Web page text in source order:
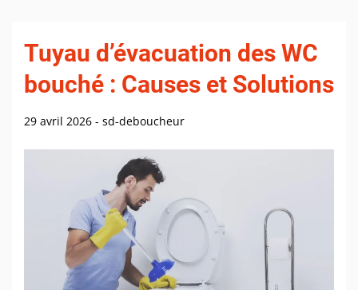
Tuyau d’évacuation des WC
bouché : Causes et Solutions
29 avril 2026 - sd-deboucheur